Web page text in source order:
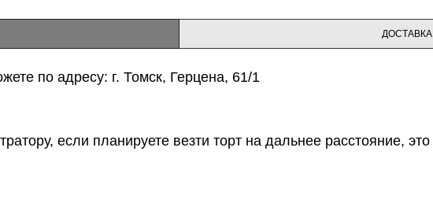
ДОСТАВКА
по адресу: г. Томск, Герцена, 61/1
если планируете везти торт на дальнее расстояние, это